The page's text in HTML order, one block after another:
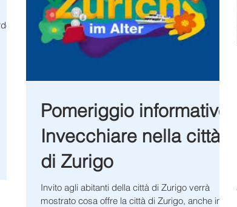
Pomeriggio informativo
Invecchiare nella città
di Zurigo
Invito agli abitanti della città di Zurigo verrà
mostrato cosa offre la città di Zurigo, anche in